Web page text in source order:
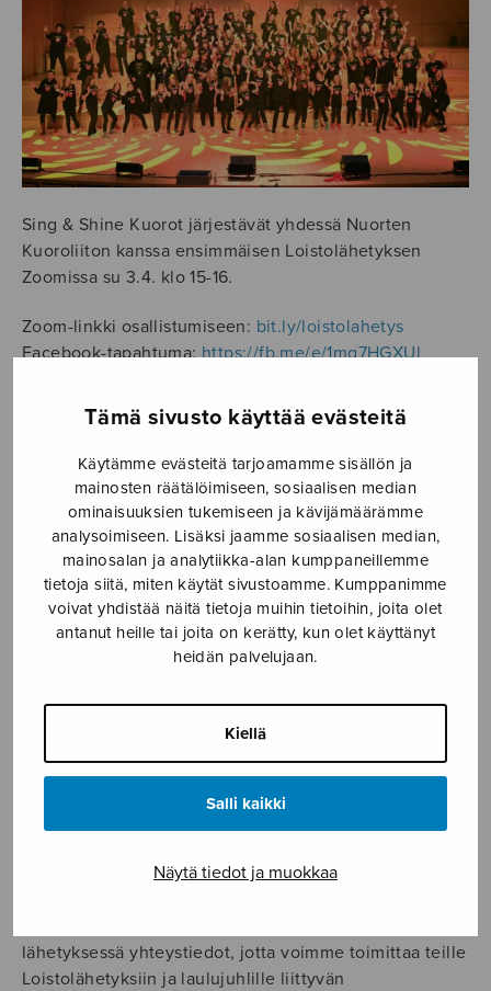
Tämä sivusto käyttää evästeitä
Käytämme evästeitä tarjoamamme sisällön ja
mainosten räätälöimiseen, sosiaalisen median
ominaisuuksien tukemiseen ja kävijämäärämme
analysoimiseen. Lisäksi jaamme sosiaalisen median,
mainosalan ja analytiikka-alan kumppaneillemme
tietoja siitä, miten käytät sivustoamme. Kumppanimme
voivat yhdistää näitä tietoja muihin tietoihin, joita olet
antanut heille tai joita on kerätty, kun olet käyttänyt
heidän palvelujaan.
Kiellä
Salli kaikki
Näytä tiedot ja muokkaa
Sing & Shine Kuorot järjestävät yhdessä Nuorten
Kuoroliiton kanssa ensimmäisen Loistolähetyksen
Zoomissa su 3.4. klo 15-16.
Zoom-linkki osallistumiseen: bit.ly/loistolahetys
Facebook-tapahtuma:https://fb.me/e/1mg7HGXUl
laulujuhlatunnelmasta ja rohkaisemme vielä kaikkia
kuoroja ilmoittautumaan mukaan! Toivotamme
lähetykseen tervetulleiksi kaikki kuorolaiset ja
kuoronjohtajat ikään, paikkakuntaan ja kuoromuotoon
katsomatta! Lähetyksessä opetellaan yhdessä
Laulujuhlien avajaiskonsertin Sessere eeye sekä
loppuhuipennuskonsertin Tumba oye -laulut
liikuntoineen Sanna Valvanteen ja Kirsi Kaunismäki-
Suhosen ohjauksessa. Voit osallistua etätapahtumaan
yksin, yhdessä kuorosi kanssa tai koko perheen voimin,
Loistolähetys on Sanna Valvanteen kehittämä
osallistava hybridityöpaja, joka on myös oiva
ja lähetyksessä esiintyviin Sing & Shine Kuorolaisiin
lähetyksessä yhteystiedot, jotta voimme toimittaa teille
Loistolähetyksiin ja laulujuhlille liittyvän